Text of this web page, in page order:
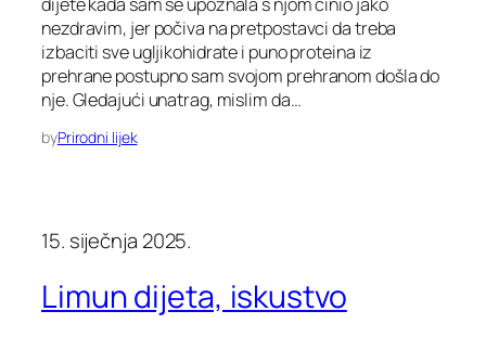
nezdravim, jer počiva na pretpostavci da treba
izbaciti sve ugljikohidrate i puno proteina iz
prehrane postupno sam svojom prehranom došla do
nje. Gledajući unatrag, mislim da…
byPrirodni lijek
15. siječnja 2025.
Limun dijeta, iskustvo